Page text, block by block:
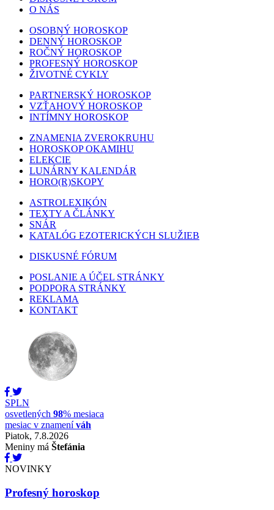
O NÁS
OSOBNÝ HOROSKOP
DENNÝ HOROSKOP
ROČNÝ HOROSKOP
PROFESNÝ HOROSKOP
ŽIVOTNÉ CYKLY
PARTNERSKÝ HOROSKOP
VZŤAHOVÝ HOROSKOP
INTÍMNY HOROSKOP
ZNAMENIA ZVEROKRUHU
HOROSKOP OKAMIHU
ELEKCIE
LUNÁRNY KALENDÁR
HORO(R)SKOPY
ASTROLEXIKÓN
TEXTY A ČLÁNKY
SNÁR
KATALÓG EZOTERICKÝCH SLUŽIEB
DISKUSNÉ FÓRUM
POSLANIE A ÚČEL STRÁNKY
PODPORA STRÁNKY
REKLAMA
KONTAKT
SPLN
osvetlených 98% mesiaca
mesiac v znameníváh
Piatok, 7.8.2026
Meniny má Štefánia
NOVINKY
Profesný horoskop